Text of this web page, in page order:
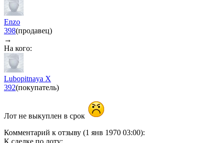
Еnzo
398(продавец)
→
На кого:
Lubopitnaya X
392(покупатель)
Лот не выкуплен в срок
Комментарий к отзыву (1 янв 1970 03:00):
К сделке по лоту: